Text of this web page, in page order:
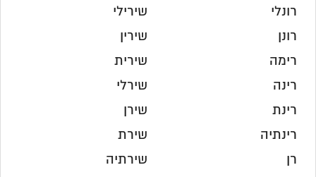
רונלי
רונן
רימה
רינה
רינת
רינתיה
רן
שירילי
שירין
שירית
שירלי
שירן
שירת
שירתיה